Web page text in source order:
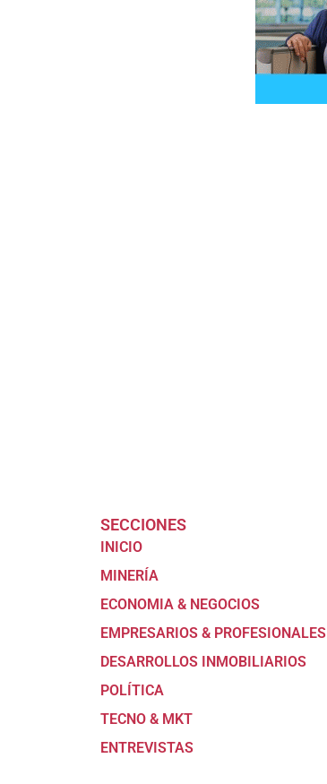
SECCIONES
INICIO
MINERÍA
ECONOMIA & NEGOCIOS
EMPRESARIOS & PROFESIONALES
DESARROLLOS INMOBILIARIOS
POLÍTICA
TECNO & MKT
ENTREVISTAS